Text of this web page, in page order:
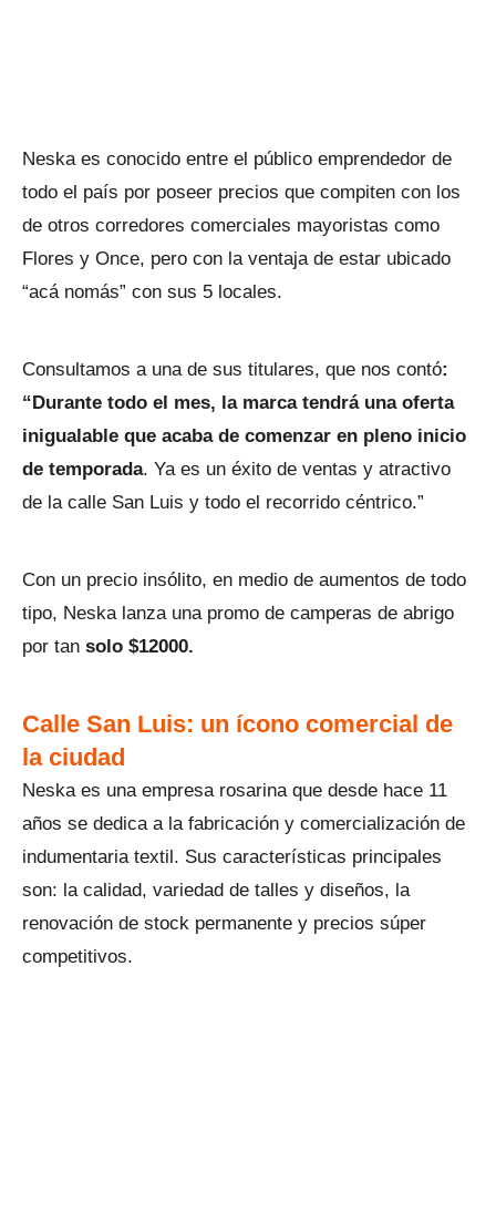
Neska es conocido entre el público emprendedor de
todo el país por poseer precios que compiten con los
de otros corredores comerciales mayoristas como
Flores y Once, pero con la ventaja de estar ubicado
“acá nomás” con sus 5 locales.
Consultamos a una de sus titulares, que nos contó:
“Durante todo el mes, la marca tendrá una oferta
inigualable que acaba de comenzar en pleno inicio
de temporada. Ya es un éxito de ventas y atractivo
de la calle San Luis y todo el recorrido céntrico.”
Con un precio insólito, en medio de aumentos de todo
tipo, Neska lanza una promo de camperas de abrigo
por tan solo $12000.
Calle San Luis: un ícono comercial de
la ciudad
Neska es una empresa rosarina que desde hace 11
años se dedica a la fabricación y comercialización de
indumentaria textil. Sus características principales
son: la calidad, variedad de talles y diseños, la
renovación de stock permanente y precios súper
competitivos.